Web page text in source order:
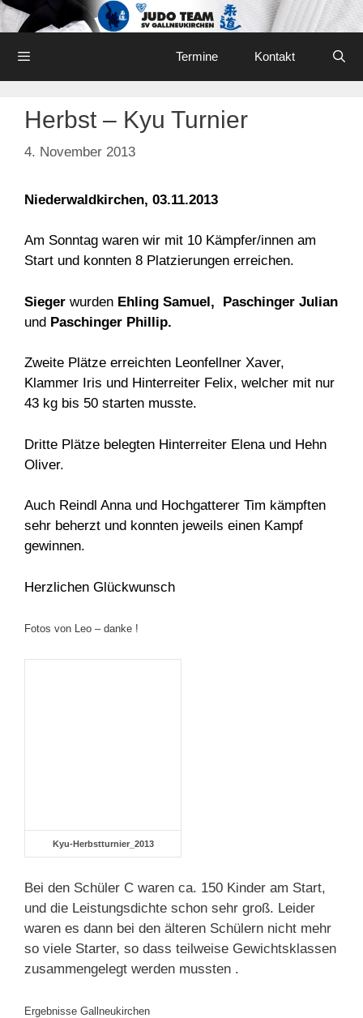
Skip
to
content
Termine Kontakt
Herbst – Kyu Turnier
4. November 2013
Niederwaldkirchen, 03.11.2013
Am Sonntag waren wir mit 10 Kämpfer/innen am
Start und konnten 8 Platzierungen erreichen.
Sieger wurden Ehling Samuel, Paschinger Julian
und Paschinger Phillip.
Zweite Plätze erreichten Leonfellner Xaver,
Klammer Iris und Hinterreiter Felix, welcher mit nur
43 kg bis 50 starten musste.
Dritte Plätze belegten Hinterreiter Elena und Hehn
Oliver.
Auch Reindl Anna und Hochgatterer Tim kämpften
sehr beherzt und konnten jeweils einen Kampf
gewinnen.
Herzlichen Glückwunsch
Fotos von Leo – danke !
Kyu-Herbstturnier_2013
Bei den Schüler C waren ca. 150 Kinder am Start,
und die Leistungsdichte schon sehr groß. Leider
waren es dann bei den älteren Schülern nicht mehr
so viele Starter, so dass teilweise Gewichtsklassen
zusammengelegt werden mussten .
Ergebnisse Gallneukirchen